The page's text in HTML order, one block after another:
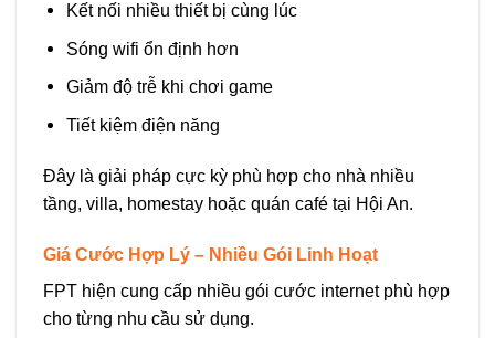
Kết nối nhiều thiết bị cùng lúc
Sóng wifi ổn định hơn
Giảm độ trễ khi chơi game
Tiết kiệm điện năng
Đây là giải pháp cực kỳ phù hợp cho nhà nhiều
tầng, villa, homestay hoặc quán café tại Hội An.
Giá Cước Hợp Lý – Nhiều Gói Linh Hoạt
FPT hiện cung cấp nhiều gói cước internet phù hợp
cho từng nhu cầu sử dụng.